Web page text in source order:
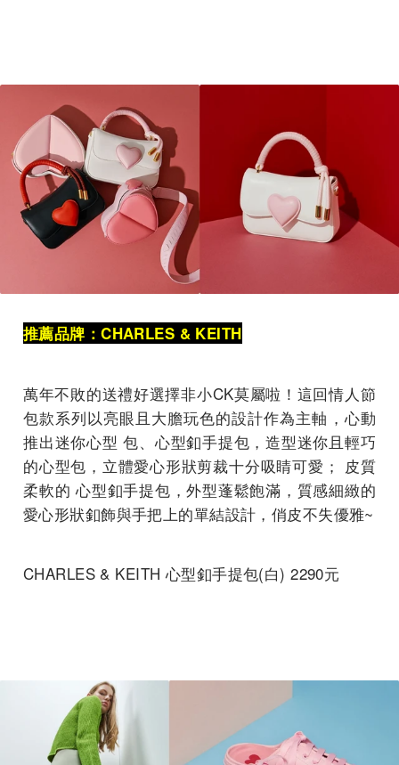
推薦品牌：CHARLES & KEITH
萬年不敗的送禮好選擇非小CK莫屬啦！這回情人節
包款系列以亮眼且大膽玩色的設計作為主軸，心動
推出迷你心型 包、心型釦手提包，造型迷你且輕巧
的心型包，立體愛心形狀剪裁十分吸睛可愛； 皮質
柔軟的 心型釦手提包，外型蓬鬆飽滿，質感細緻的
愛心形狀釦飾與手把上的單結設計，俏皮不失優雅~
CHARLES & KEITH 心型釦手提包(白) 2290元